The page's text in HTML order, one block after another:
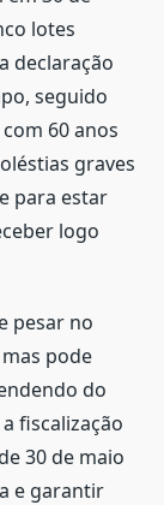
lotes
declaração
seguido
60 anos
graves
para estar
logo
pesar no
pode
do
fiscalização
30 de maio
e garantir